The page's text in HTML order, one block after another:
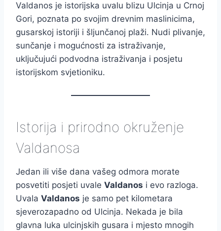
Valdanos je istorijska uvalu blizu Ulcinja u Crnoj
Gori, poznata po svojim drevnim maslinicima,
gusarskoj istoriji i šljunčanoj plaži. Nudi plivanje,
sunčanje i mogućnosti za istraživanje,
uključujući podvodna istraživanja i posjetu
istorijskom svjetioniku.
Istorija i prirodno okruženje
Valdanosa
Jedan ili više dana vašeg odmora morate
posvetiti posjeti uvale Valdanos i evo razloga.
Uvala Valdanos je samo pet kilometara
sjeverozapadno od Ulcinja. Nekada je bila
glavna luka ulcinjskih gusara i mjesto mnogih